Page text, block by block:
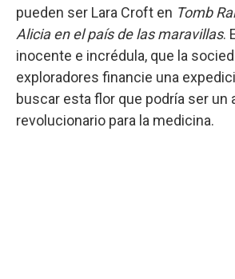
pueden ser Lara Croft en Tomb
Alicia en el país de las maravillas.
inocente e incrédula, que la
exploradores financie una
buscar esta flor que podría ser un
revolucionario para la medicina.